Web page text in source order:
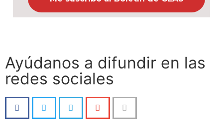
Ayúdanos a difundir en las
redes sociales